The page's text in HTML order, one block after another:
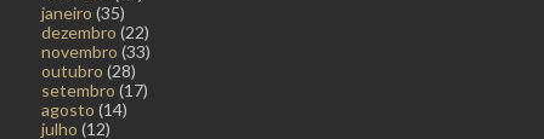
janeiro (35)
dezembro (22)
novembro (33)
outubro (28)
setembro (17)
agosto (14)
julho (12)